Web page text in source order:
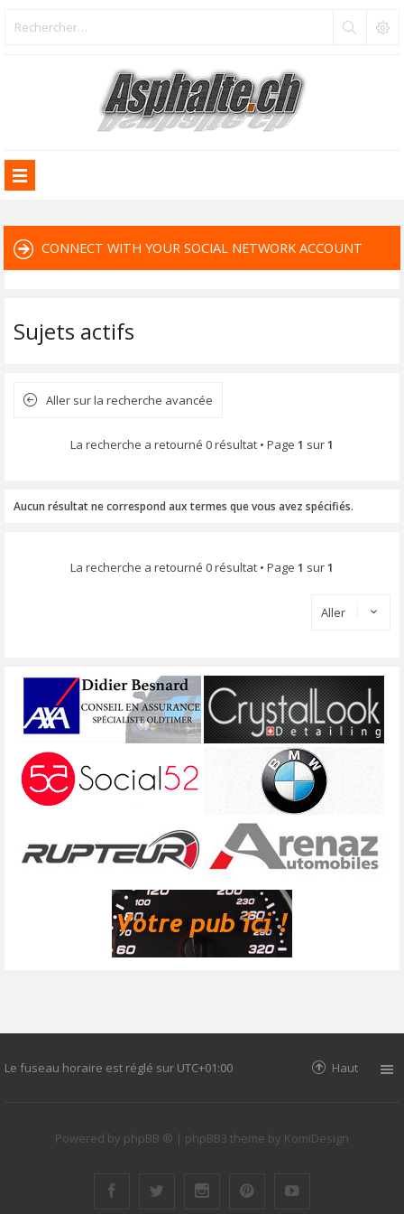
CONNECT WITH YOUR SOCIAL NETWORK ACCOUNT
Sujets actifs
Aller sur la recherche avancée
La recherche a retourné 0 résultat • Page 1 sur1
Aucun résultat ne correspond aux termes que vous avez spécifiés.
La recherche a retourné 0 résultat • Page 1 sur1
Aller
Le fuseau horaire est réglé sur UTC+01:00 Haut
Powered by phpBB ® | phpBB3 theme by KomiDesign